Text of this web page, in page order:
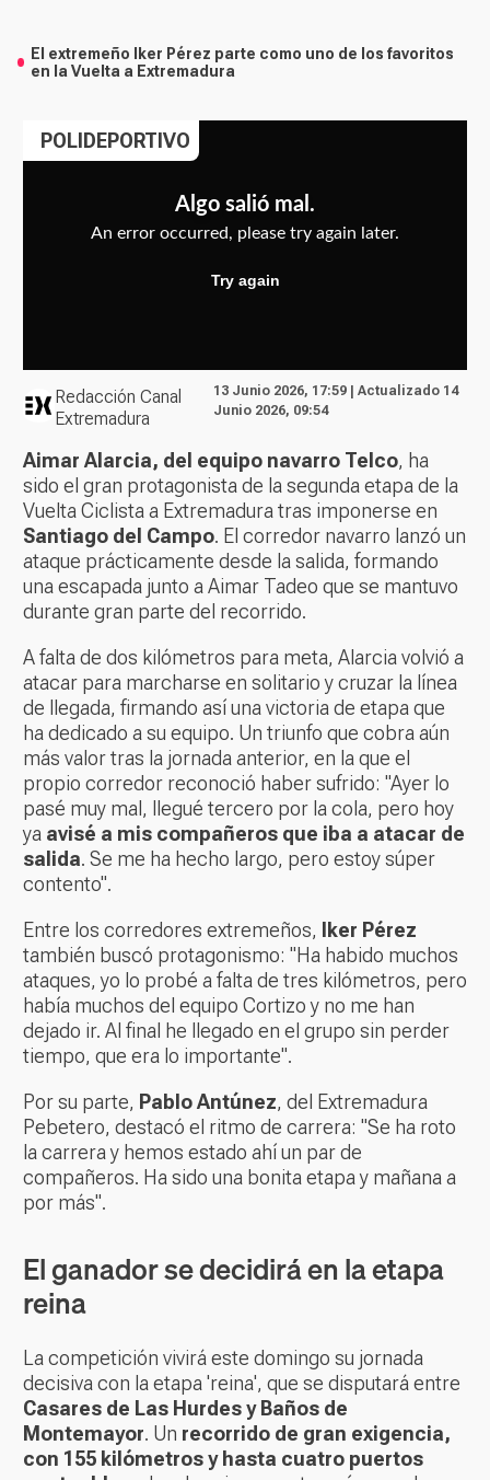
El extremeño Iker Pérez parte como uno de los favoritos
en la Vuelta a Extremadura
POLIDEPORTIVO
Redacción Canal
Extremadura
13 Junio 2026, 17:59 | Actualizado 14
Junio 2026, 09:54
Aimar Alarcia, del equipo navarro Telco, ha
sido el gran protagonista de la segunda etapa de la
Vuelta Ciclista a Extremadura tras imponerse en
Santiago del Campo. El corredor navarro lanzó un
ataque prácticamente desde la salida, formando
una escapada junto a Aimar Tadeo que se mantuvo
durante gran parte del recorrido.
A falta de dos kilómetros para meta, Alarcia volvió a
atacar para marcharse en solitario y cruzar la línea
de llegada, firmando así una victoria de etapa que
ha dedicado a su equipo. Un triunfo que cobra aún
más valor tras la jornada anterior, en la que el
propio corredor reconoció haber sufrido: "Ayer lo
pasé muy mal, llegué tercero por la cola, pero hoy
ya avisé a mis compañeros que iba a atacar de
salida. Se me ha hecho largo, pero estoy súper
contento".
Entre los corredores extremeños, Iker Pérez
también buscó protagonismo: "Ha habido muchos
ataques, yo lo probé a falta de tres kilómetros, pero
había muchos del equipo Cortizo y no me han
dejado ir. Al final he llegado en el grupo sin perder
tiempo, que era lo importante".
Por su parte, Pablo Antúnez, del Extremadura
Pebetero, destacó el ritmo de carrera: "Se ha roto
la carrera y hemos estado ahí un par de
compañeros. Ha sido una bonita etapa y mañana a
por más".
El ganador se decidirá en la etapa
reina
La competición vivirá este domingo su jornada
decisiva con la etapa 'reina', que se disputará entre
Casares de Las Hurdes y Baños de
Montemayor. Un recorrido de gran exigencia,
con 155 kilómetros y hasta cuatro puertos